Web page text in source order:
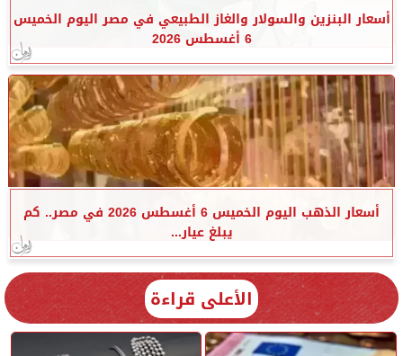
أسعار البنزين والسولار والغاز الطبيعي في مصر اليوم الخميس
6 أغسطس 2026
أسعار الذهب اليوم الخميس 6 أغسطس 2026 في مصر.. كم
يبلغ عيار...
الأعلى قراءة